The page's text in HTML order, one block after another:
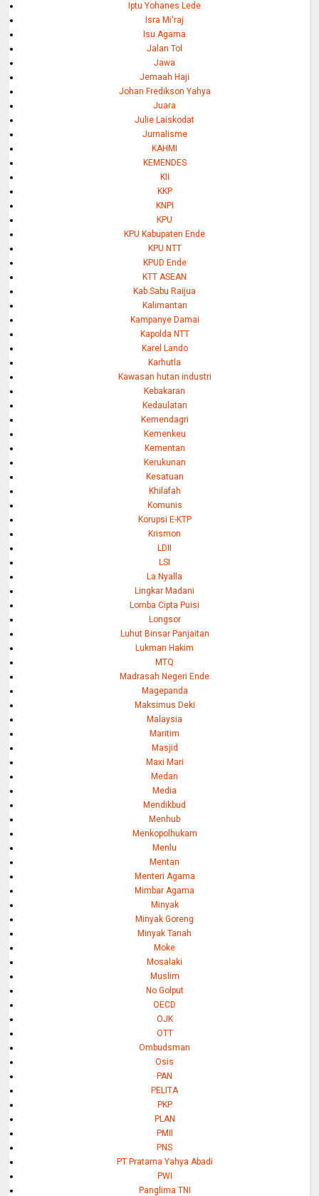
Iptu Yohanes Lede
Isra Mi'raj
Isu Agama
Jalan Tol
Jawa
Jemaah Haji
Johan Fredikson Yahya
Juara
Julie Laiskodat
Jurnalisme
KAHMI
KEMENDES
KII
KKP
KNPI
KPU
KPU Kabupaten Ende
KPU NTT
KPUD Ende
KTT ASEAN
Kab Sabu Raijua
Kalimantan
Kampanye Damai
Kapolda NTT
Karel Lando
Karhutla
Kawasan hutan industri
Kebakaran
Kedaulatan
Kemendagri
Kemenkeu
Kementan
Kerukunan
Kesatuan
Khilafah
Komunis
Korupsi E-KTP
Krismon
LDII
LSI
La Nyalla
Lingkar Madani
Lomba Cipta Puisi
Longsor
Luhut Binsar Panjaitan
Lukman Hakim
MTQ
Madrasah Negeri Ende
Magepanda
Maksimus Deki
Malaysia
Maritim
Masjid
Maxi Mari
Medan
Media
Mendikbud
Menhub
Menkopolhukam
Menlu
Mentan
Menteri Agama
Mimbar Agama
Minyak
Minyak Goreng
Minyak Tanah
Moke
Mosalaki
Muslim
No Golput
OECD
OJK
OTT
Ombudsman
Osis
PAN
PELITA
PKP
PLAN
PMII
PNS
PT Pratama Yahya Abadi
PWI
Panglima TNI